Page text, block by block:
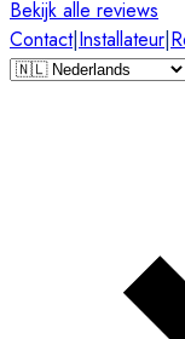
Bekijk alle reviews
Contact|Installateur|